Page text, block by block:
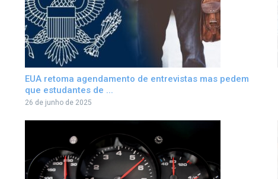
EUA retoma agendamento de entrevistas mas pedem
que estudantes de ...
26 de junho de 2025